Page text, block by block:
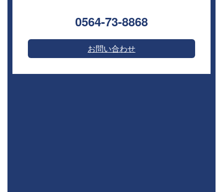
0564-73-8868⁣
お問い合わせ